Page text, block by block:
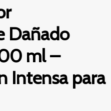
Dañado
ml –
Intensa para